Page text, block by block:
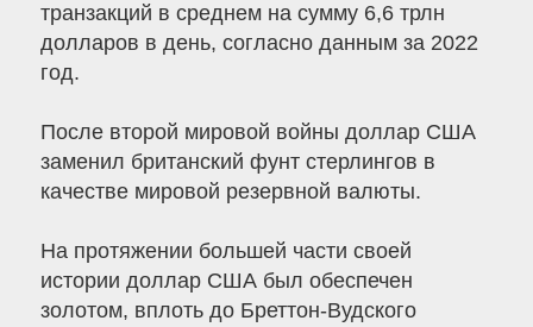
транзакций в среднем на сумму 6,6 трлн
долларов в день, согласно данным за 2022
год.
После второй мировой войны доллар США
заменил британский фунт стерлингов в
качестве мировой резервной валюты.
На протяжении большей части своей
истории доллар США был обеспечен
золотом, вплоть до Бреттон-Вудского